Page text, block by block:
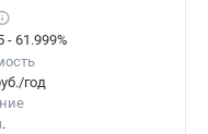
- 61.999%
год